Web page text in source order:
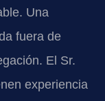
Una
fuera de
El Sr.
experiencia